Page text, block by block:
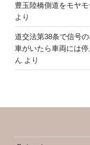
豊玉陸橋側道をモヤ
より
道交法第38条で信号
車がいたら車両には
ん より